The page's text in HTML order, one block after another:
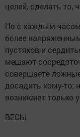
целей, сделать то,
Но с каждым
более
пустяков и
мешают
совершаете
досадить кому-то;
возникают только
ВЕСЫ